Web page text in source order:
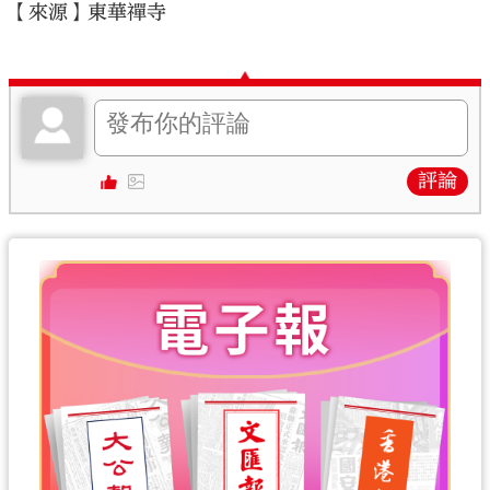
【來源】東華禪寺
評論